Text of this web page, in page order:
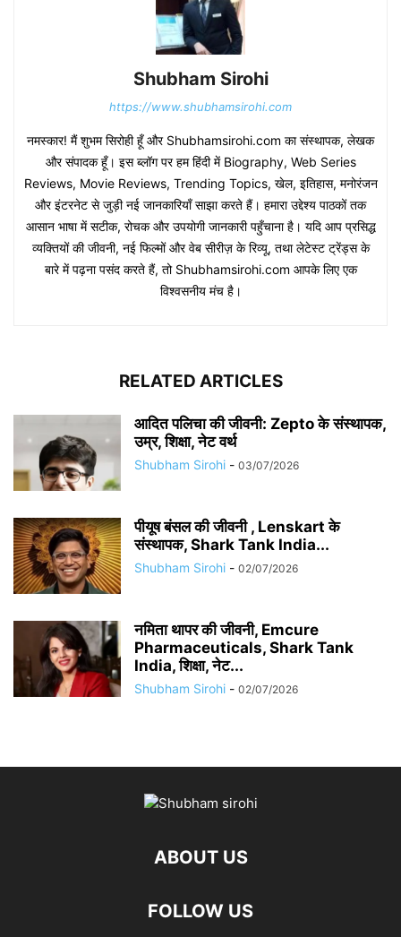
Shubham Sirohi
https://www.shubhamsirohi.com
नमस्कार! मैं शुभम सिरोही हूँ और Shubhamsirohi.com का संस्थापक, लेखक
और संपादक हूँ। इस ब्लॉग पर हम हिंदी में Biography, Web Series
Reviews, Movie Reviews, Trending Topics, खेल, इतिहास, मनोरंजन
और इंटरनेट से जुड़ी नई जानकारियाँ साझा करते हैं। हमारा उद्देश्य पाठकों तक
आसान भाषा में सटीक, रोचक और उपयोगी जानकारी पहुँचाना है। यदि आप प्रसिद्ध
व्यक्तियों की जीवनी, नई फिल्मों और वेब सीरीज़ के रिव्यू, तथा लेटेस्ट ट्रेंड्स के
बारे में पढ़ना पसंद करते हैं, तो Shubhamsirohi.com आपके लिए एक
विश्वसनीय मंच है।
RELATED ARTICLES
आदित पलिचा की जीवनी: Zepto के संस्थापक,
उम्र, शिक्षा, नेट वर्थ
Shubham Sirohi - 03/07/2026
पीयूष बंसल की जीवनी , Lenskart के
संस्थापक, Shark Tank India...
Shubham Sirohi - 02/07/2026
नमिता थापर की जीवनी, Emcure
Pharmaceuticals, Shark Tank
India, शिक्षा, नेट...
Shubham Sirohi - 02/07/2026
ABOUT US
FOLLOW US